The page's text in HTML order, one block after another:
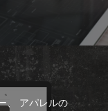
、 アパレルの